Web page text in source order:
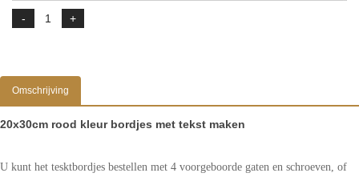
Omschrijving
20x30cm rood kleur bordjes met tekst maken
U kunt het tesktbordjes bestellen met 4 voorgeboorde gaten en schroeven, of